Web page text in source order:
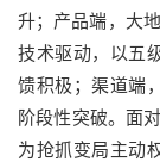
升；产品端，大
技术驱动，以五
馈积极；渠道端
阶段性突破。面
为抢抓变局主动